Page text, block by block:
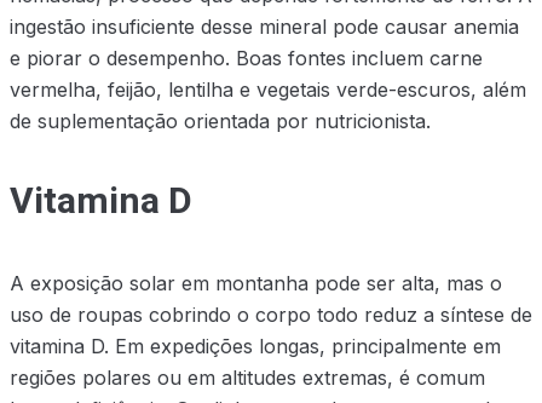
ingestão insuficiente desse mineral pode causar anemia
e piorar o desempenho. Boas fontes incluem carne
vermelha, feijão, lentilha e vegetais verde-escuros, além
de suplementação orientada por nutricionista.
Vitamina D
A exposição solar em montanha pode ser alta, mas o
uso de roupas cobrindo o corpo todo reduz a síntese de
vitamina D. Em expedições longas, principalmente em
regiões polares ou em altitudes extremas, é comum